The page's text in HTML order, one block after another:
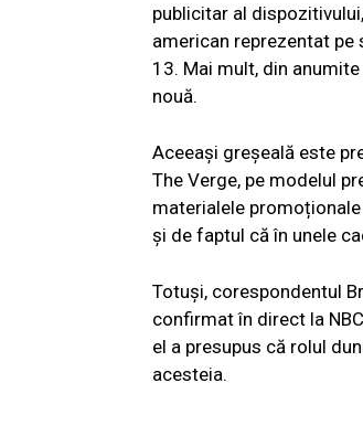
publicitar al
american reprezentat
13. Mai mult, din
nouă.
Aceeași greșeală este
The Verge, pe modelul
materialele
și de faptul că în unele
Totuși, corespondentul
confirmat în direct la
el a presupus că rolul
acesteia.